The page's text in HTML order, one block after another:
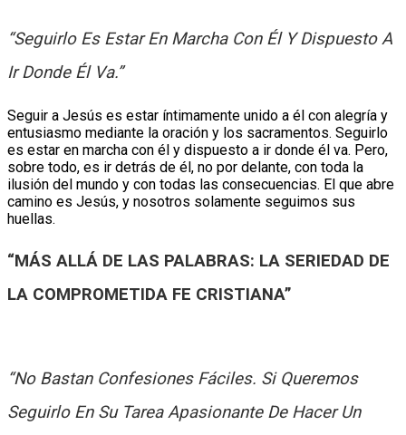
“Seguirlo Es Estar En Marcha Con Él Y Dispuesto A
Ir Donde Él Va.”
Seguir a Jesús es estar íntimamente unido a él con alegría y
entusiasmo mediante la oración y los sacramentos. Seguirlo
es estar en marcha con él y dispuesto a ir donde él va. Pero,
sobre todo, es ir detrás de él, no por delante, con toda la
ilusión del mundo y con todas las consecuencias. El que abre
camino es Jesús, y nosotros solamente seguimos sus
huellas.
“MÁS ALLÁ DE LAS PALABRAS: LA SERIEDAD DE
LA COMPROMETIDA FE CRISTIANA”
“No Bastan Confesiones Fáciles. Si Queremos
Seguirlo En Su Tarea Apasionante De Hacer Un